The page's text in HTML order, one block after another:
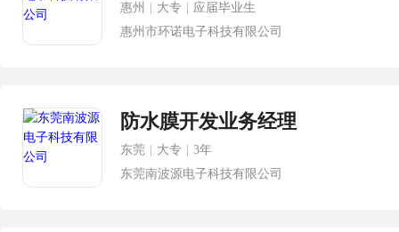
惠州 大专
应届毕业生
惠州市环诺电子科技有限公司
防水膜开发业务经理
东莞 大专
3年
东莞南波源电子科技有限公司